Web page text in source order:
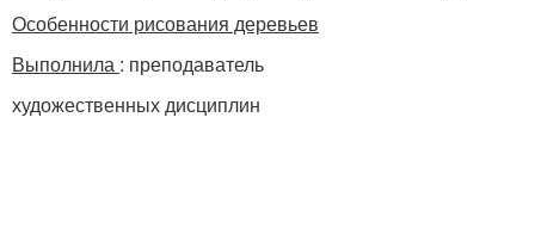
Особенности рисования деревьев
Выполнила : преподаватель
художественных дисциплин